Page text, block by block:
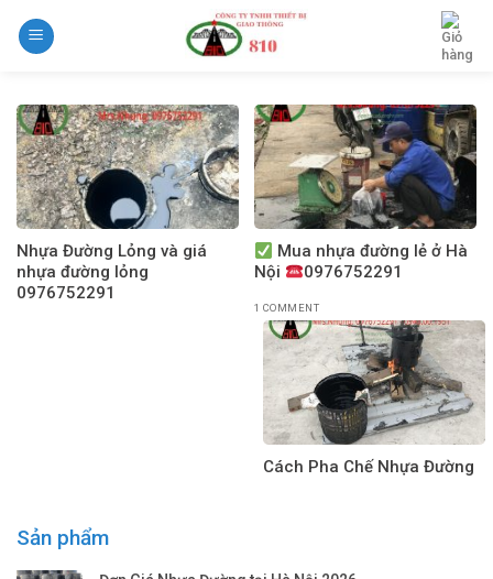
Sản phẩm
Nhựa Đường Lỏng và giá
nhựa đường lỏng
0976752291
Mua nhựa đường lẻ ở Hà
Nội
0976752291
1 COMMENT
Cách Pha Chế Nhựa Đường